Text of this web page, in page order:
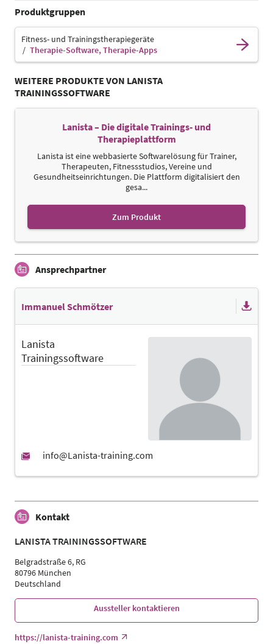
Produktgruppen
Fitness- und Trainingstherapiegeräte
Therapie-Software, Therapie-Apps
WEITERE PRODUKTE VON LANISTA
TRAININGSSOFTWARE
Lanista – Die digitale Trainings- und
Therapieplattform
Lanista ist eine webbasierte Softwarelösung für Trainer,
Therapeuten, Fitnessstudios, Vereine und
Gesundheitseinrichtungen. Die Plattform digitalisiert den
gesa...
Zum Produkt
Ansprechpartner
Immanuel Schmötzer
Lanista
Trainingssoftware
Kontakt
LANISTA TRAININGSSOFTWARE
Belgradstraße 6, RG
80796 München
Deutschland
Aussteller kontaktieren
https://lanista-training.com